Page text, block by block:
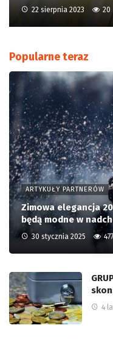
22 sierpnia 2023 20
Popularne teraz
ARTYKUŁY PARTNERÓW
Zimowa elegancja
będą modne w
30 stycznia 2025 477
4